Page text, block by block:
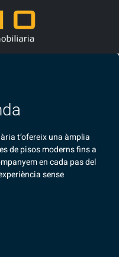
t’ofereix una àmplia
de pisos moderns fins a
en cada pas del
sense